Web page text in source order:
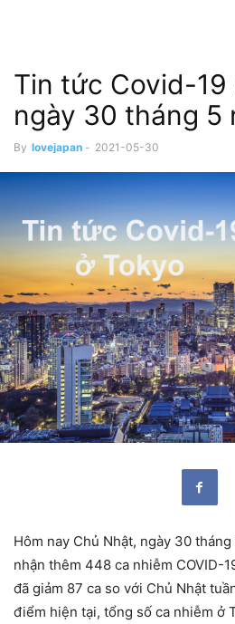
Tin tức Covid-19
ngày 30 tháng 5
By lovejapan - 2021-05-30
Hôm nay Chủ Nhật, ngày 30
nhận thêm 448 ca nhiễm COVID-
đã giảm 87 ca so với Chủ Nhật
điểm hiện tại, tổng số ca nhiễm ở